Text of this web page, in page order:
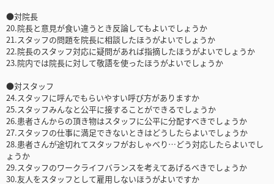
●対院長
20.院長と意見が食い違うとき反論してもよいでしょうか
21.スタッフの問題を院長に相談したほうがよいでしょうか
22.院長のスタッフ対応に疑問があれば指摘したほうがよいでしょうか
23.院内では院長に対して敬語を使ったほうがよいでしょうか
●対スタッフ
24.スタッフに呼んでもらいやすい呼び方がありますか
25.スタッフみんなと公平に接することができるでしょうか
26.患者さんからの頂き物はスタッフに公平に分配すべきでしょうか
27.スタッフの仕事に満足できないときはどうしたらよいでしょうか
28.患者さんが途切れてスタッフがおしゃべり…どう対応したらよいでし
ょうか
29.スタッフのワークライフバランスを考えてあげるべきでしょうか
30.友人をスタッフとして雇用しないほうがよいですか